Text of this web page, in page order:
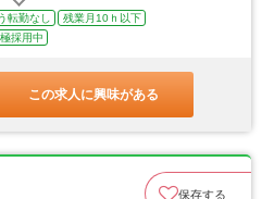
転勤なし
残業月10ｈ以下
採用中
この求人に興味がある
保存する